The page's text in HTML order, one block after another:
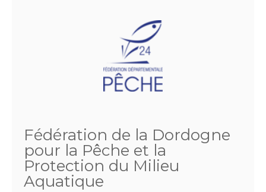
Fédération de la Dordogne
pour la Pêche et la
Protection du Milieu
Aquatique